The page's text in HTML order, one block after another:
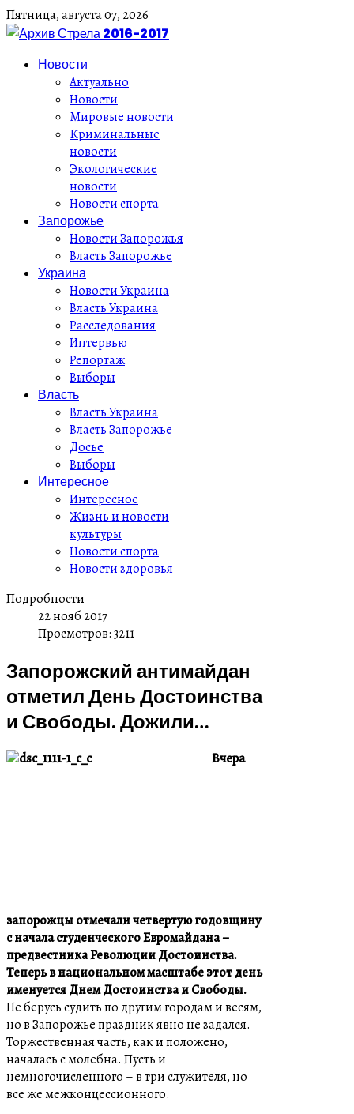
Пятница,августа07, 2026
Новости
Актуально
Новости
Мировые новости
Криминальные
новости
Экологические
новости
Новости спорта
Запорожье
Новости Запорожья
Власть Запорожье
Украина
Новости Украина
Власть Украина
Расследования
Интервью
Репортаж
Выборы
Власть
Власть Украина
Власть Запорожье
Досье
Выборы
Интересное
Интересное
Жизнь и новости
культуры
Новости спорта
Новости здоровья
Подробности
22 нояб 2017
Просмотров: 3211
Запорожский антимайдан
отметил День Достоинства
и Свободы. Дожили…
Вчера
запорожцы отмечали четвертую годовщину
с начала студенческого Евромайдана –
предвестника Революции Достоинства.
Теперь в национальном масштабе этот день
именуется Днем Достоинства и Свободы.
Не берусь судить по другим городам и весям,
но в Запорожье праздник явно не задался.
Торжественная часть, как и положено,
началась с молебна. Пусть и
немногочисленного – в три служителя, но
все же межконцессионного.